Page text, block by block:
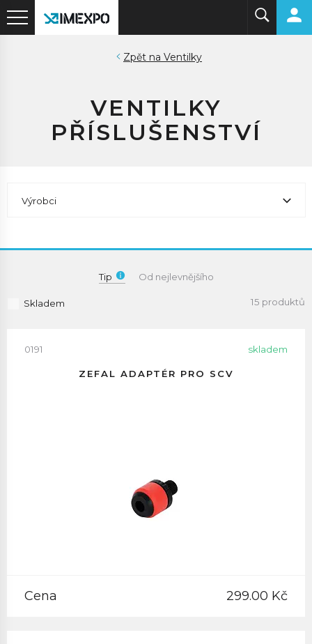
Ventilky
VENTILKY
PŘÍSLUŠENSTVÍ
Výrobci
Tip Od nejlevnějšího
Skladem 15 produktů
0191 skladem
ZEFAL ADAPTÉR PRO SCV
Cena 299.00 Kč